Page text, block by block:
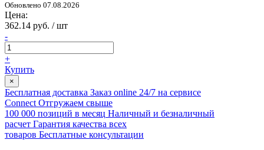
Обновлено 07.08.2026
Цена:
362.14 руб. / шт
-
+
Купить
×
Бесплатная доставка Заказ online 24/7 на сервисе
Connect Отгружаем свыше
100 000 позиций в месяц Наличный и безналичный
расчет Гарантия качества всех
товаров Бесплатные консультации